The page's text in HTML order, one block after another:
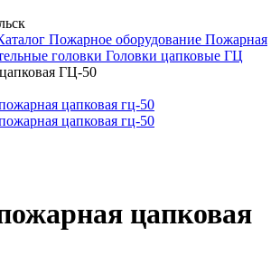
Пожарное оборудование Пожарная
головки Головки цапковые ГЦ
ГЦ-50
цапковая